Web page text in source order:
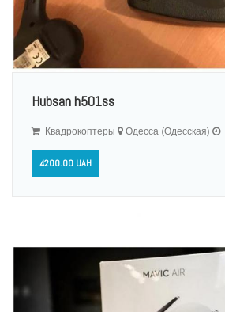
Hubsan h501ss
Квадрокоптеры Одесса (Одесская)
4200.00 UAH